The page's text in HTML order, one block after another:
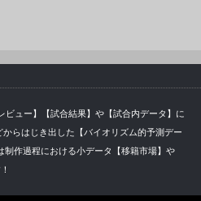
ビュー】【試合結果】や【試合内データ】に
らはじき出した【バイオリズム的予測デー
制作過程における小データ【移籍市場】や